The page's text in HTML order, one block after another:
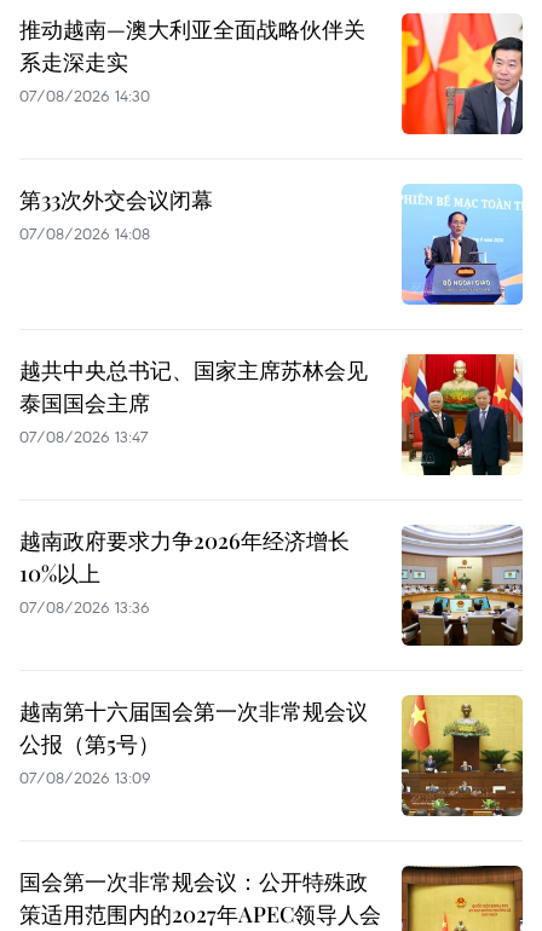
推动越南—澳大利亚全面战略伙伴关
系走深走实
07/08/2026 14:30
第33次外交会议闭幕
07/08/2026 14:08
越共中央总书记、国家主席苏林会见
泰国国会主席
07/08/2026 13:47
越南政府要求力争2026年经济增长
10%以上
07/08/2026 13:36
越南第十六届国会第一次非常规会议
公报（第5号）
07/08/2026 13:09
国会第一次非常规会议：公开特殊政
策适用范围内的2027年APEC领导人会